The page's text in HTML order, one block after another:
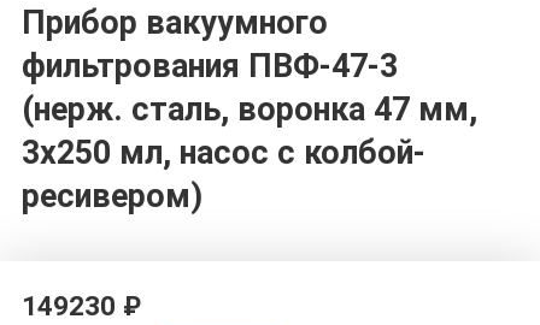
Прибор вакуумного
фильтрования ПВФ-47-3
(нерж. сталь, воронка 47 мм,
3х250 мл, насос с колбой-
ресивером)
149230 ₽